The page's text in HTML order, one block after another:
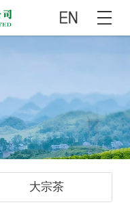
大宗茶